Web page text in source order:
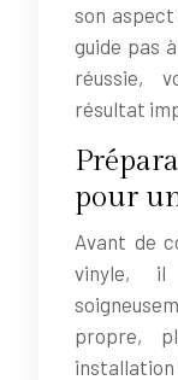
son
guide pas
réussie,
résultat
pour
Avant de
vinyle,
propre,
installation